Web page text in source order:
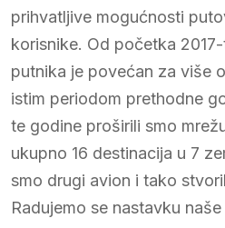
prihvatljive mogućnosti
korisnike. Od početka
putnika je povećan za više
istim periodom prethodne
te godine proširili smo
ukupno 16 destinacija u 7
smo drugi avion i tako
Radujemo se nastavku